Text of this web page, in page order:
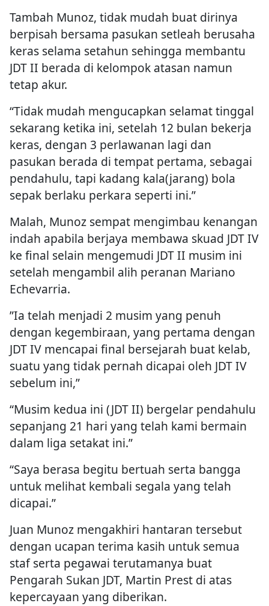
Tambah Munoz, tidak mudah buat dirinya
berpisah bersama pasukan setleah berusaha
keras selama setahun sehingga membantu
JDT II berada di kelompok atasan namun
tetap akur.
“Tidak mudah mengucapkan selamat tinggal
sekarang ketika ini, setelah 12 bulan bekerja
keras, dengan 3 perlawanan lagi dan
pasukan berada di tempat pertama, sebagai
pendahulu, tapi kadang kala(jarang) bola
sepak berlaku perkara seperti ini.”
Malah, Munoz sempat mengimbau kenangan
indah apabila berjaya membawa skuad JDT IV
ke final selain mengemudi JDT II musim ini
setelah mengambil alih peranan Mariano
Echevarria.
”Ia telah menjadi 2 musim yang penuh
dengan kegembiraan, yang pertama dengan
JDT IV mencapai final bersejarah buat kelab,
suatu yang tidak pernah dicapai oleh JDT IV
sebelum ini,”
“Musim kedua ini (JDT II) bergelar pendahulu
sepanjang 21 hari yang telah kami bermain
dalam liga setakat ini.”
“Saya berasa begitu bertuah serta bangga
untuk melihat kembali segala yang telah
dicapai.”
Juan Munoz mengakhiri hantaran tersebut
dengan ucapan terima kasih untuk semua
staf serta pegawai terutamanya buat
Pengarah Sukan JDT, Martin Prest di atas
kepercayaan yang diberikan.